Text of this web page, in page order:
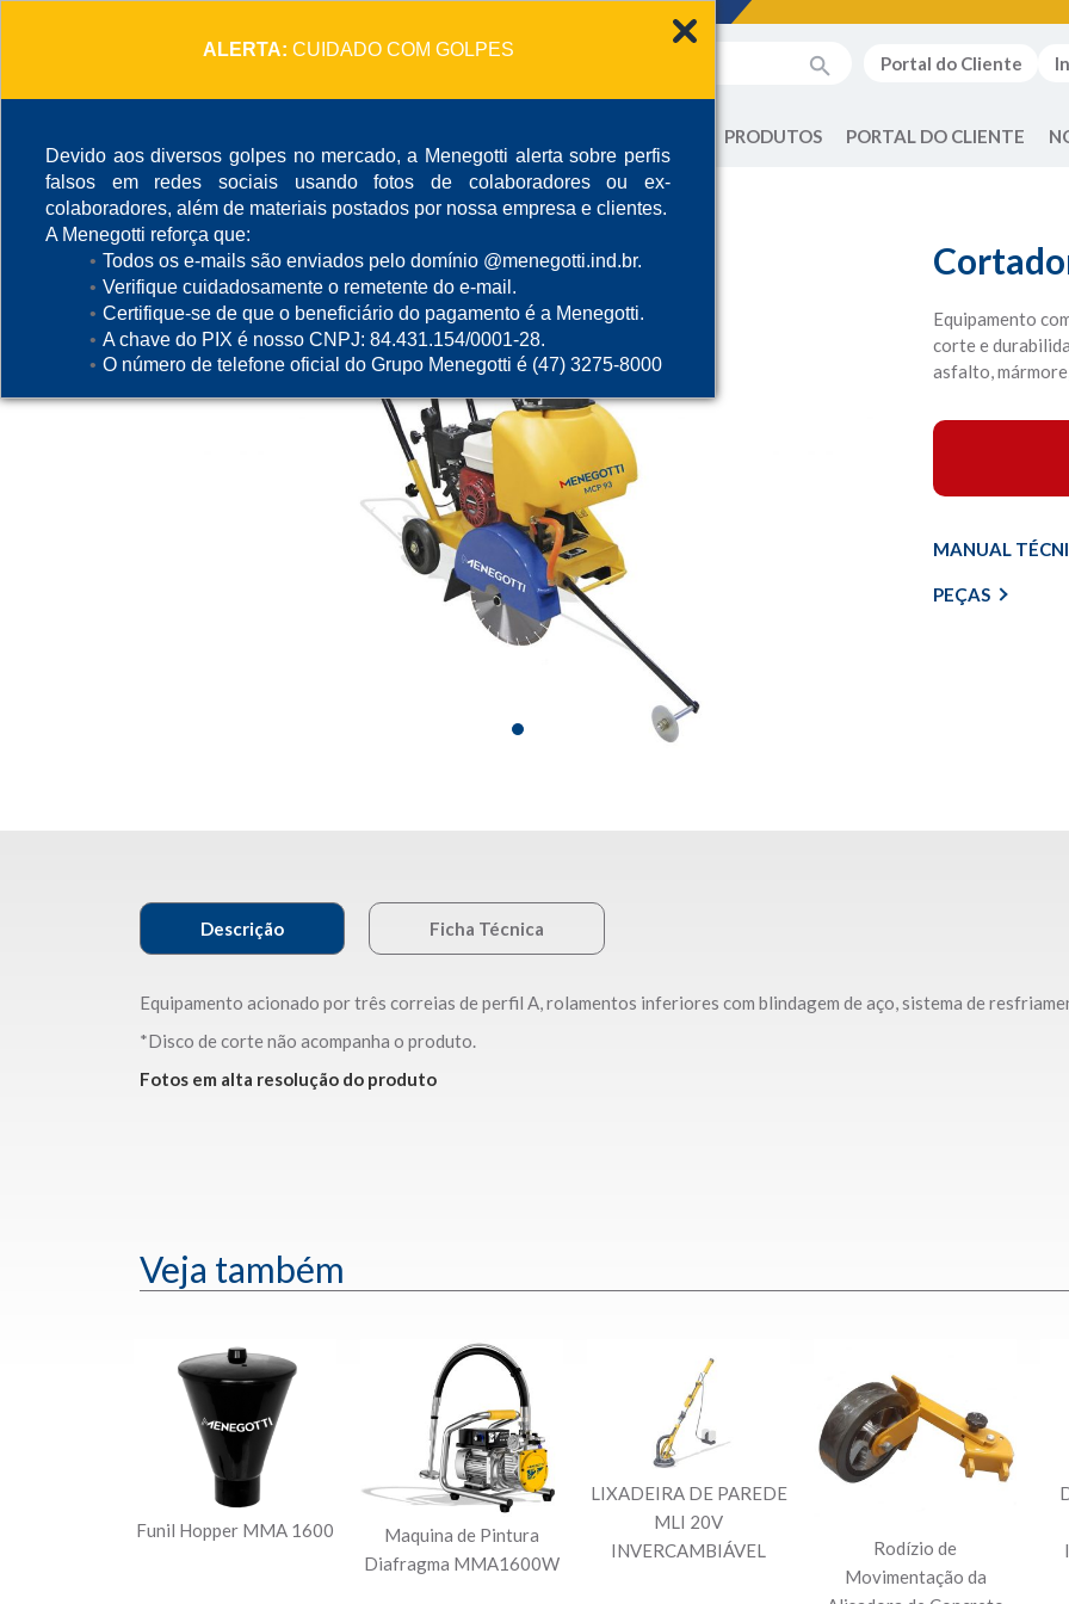
ALERTA: CUIDADO COM GOLPES
Devido aos diversos golpes no mercado, a Menegotti alerta sobre perfis
falsos em redes sociais usando fotos de colaboradores ou ex-
colaboradores, além de materiais postados por nossa empresa e clientes.
A Menegotti reforça que:
Todos os e-mails são enviados pelo domínio @menegotti.ind.br.
Verifique cuidadosamente o remetente do e-mail.
Certifique-se de que o beneficiário do pagamento é a Menegotti.
A chave do PIX é nosso CNPJ: 84.431.154/0001-28.
O número de telefone oficial do Grupo Menegotti é (47) 3275-8000
Portal do Cliente
PRODUTOS PORTAL DO CLIENTE
Equipamento
corte e
asfalto,
MANUAL
PEÇAS
Descrição Ficha Técnica
Equipamento acionado por três correias de perfil A, rolamentos inferiores com blindagem de aço, sistema de
*Disco de corte não acompanha o produto.
Fotos em alta resolução do produto
Veja também
Funil Hopper MMA 1600
Maquina de Pintura
Diafragma MMA1600W
LIXADEIRA DE PAREDE
MLI 20V
INVERCAMBIÁVEL
Rodízio de
Movimentação da